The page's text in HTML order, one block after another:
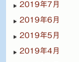
2019年7月
2019年6月
2019年5月
2019年4月